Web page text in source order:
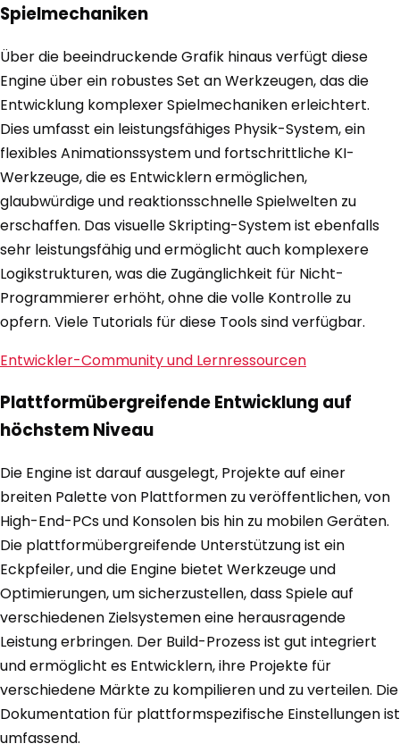
Spielmechaniken
Über die beeindruckende Grafik hinaus verfügt diese
Engine über ein robustes Set an Werkzeugen, das die
Entwicklung komplexer Spielmechaniken erleichtert.
Dies umfasst ein leistungsfähiges Physik-System, ein
flexibles Animationssystem und fortschrittliche KI-
Werkzeuge, die es Entwicklern ermöglichen,
glaubwürdige und reaktionsschnelle Spielwelten zu
erschaffen. Das visuelle Skripting-System ist ebenfalls
sehr leistungsfähig und ermöglicht auch komplexere
Logikstrukturen, was die Zugänglichkeit für Nicht-
Programmierer erhöht, ohne die volle Kontrolle zu
opfern. Viele Tutorials für diese Tools sind verfügbar.
Entwickler-Community und Lernressourcen
Plattformübergreifende Entwicklung auf
höchstem Niveau
Die Engine ist darauf ausgelegt, Projekte auf einer
breiten Palette von Plattformen zu veröffentlichen, von
High-End-PCs und Konsolen bis hin zu mobilen Geräten.
Die plattformübergreifende Unterstützung ist ein
Eckpfeiler, und die Engine bietet Werkzeuge und
Optimierungen, um sicherzustellen, dass Spiele auf
verschiedenen Zielsystemen eine herausragende
Leistung erbringen. Der Build-Prozess ist gut integriert
und ermöglicht es Entwicklern, ihre Projekte für
verschiedene Märkte zu kompilieren und zu verteilen. Die
Dokumentation für plattformspezifische Einstellungen ist
umfassend.